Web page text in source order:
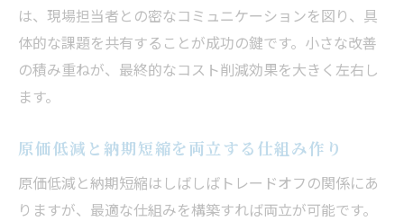
は、現場担当者との密なコミュニケーションを図り、具
体的な課題を共有することが成功の鍵です。小さな改善
の積み重ねが、最終的なコスト削減効果を大きく左右し
ます。
原価低減と納期短縮を両立する仕組み作り
原価低減と納期短縮はしばしばトレードオフの関係にあ
りますが、最適な仕組みを構築すれば両立が可能です。